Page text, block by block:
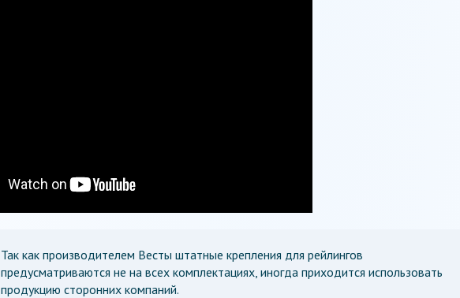
Так как производителем Весты штатные крепления для рейлингов
предусматриваются не на всех комплектациях, иногда приходится использовать
продукцию сторонних компаний.